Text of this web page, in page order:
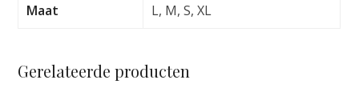
Maat L, M, S, XL
Gerelateerde producten